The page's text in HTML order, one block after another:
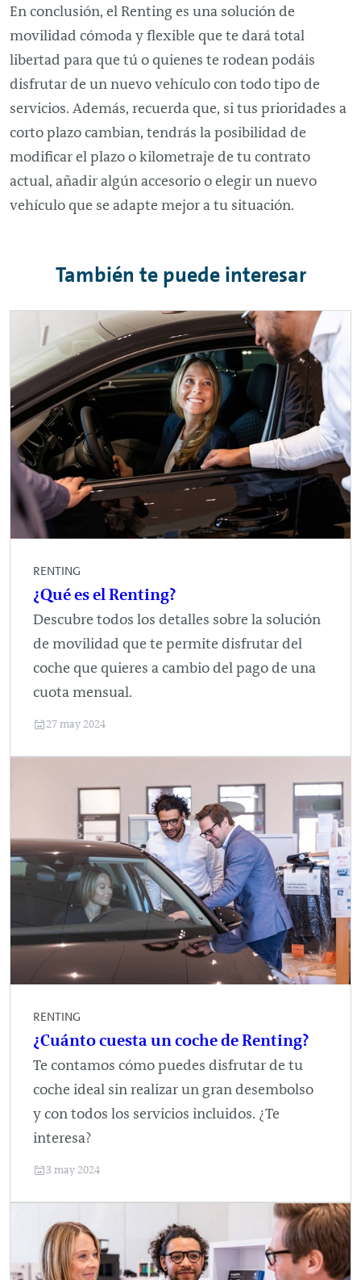
En conclusión, elRenting es una solución de
movilidad cómoda y flexible que te dará total
libertad para que tú o quienes te rodean podáis
disfrutar de un nuevo vehículo con todo tipo de
servicios. Además, recuerda que, si tus prioridades a
corto plazo cambian, tendrás la posibilidad de
modificar el plazo o kilometraje de tu contrato
actual, añadir algún accesorio o elegir un nuevo
vehículo que se adapte mejor a tu situación.
También te puede interesar
RENTING
¿Qué es el Renting?
Descubre todos los detalles sobre la solución
de movilidad que te permite disfrutar del
coche que quieres a cambio del pago de una
cuota mensual.
27 may 2024
RENTING
¿Cuánto cuesta un coche de Renting?
Te contamos cómo puedes disfrutar de tu
coche ideal sin realizar un gran desembolso
y con todos los servicios incluidos. ¿Te
interesa?
3 may 2024